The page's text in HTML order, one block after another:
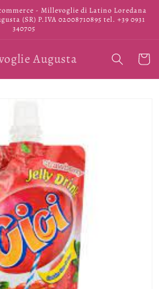
- Millevoglie di Latino Loredana
(SR) P.IVA 02008710895 tel. +39 0931
340705
Augusta